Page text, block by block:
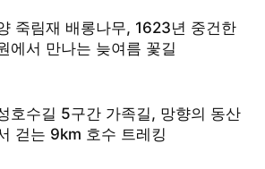
죽림재 배롱나무, 1623년 중건한
에서 만나는 늦여름 꽃길
호수길 5구간 가족길, 망향의 동산
걷는 9km 호수 트레킹